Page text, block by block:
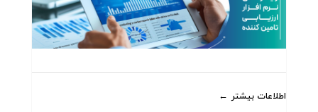
اطلاعات بیشتر